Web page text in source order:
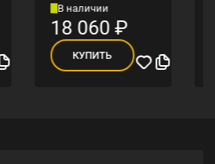
В наличии
18 060₽
КУПИТЬ